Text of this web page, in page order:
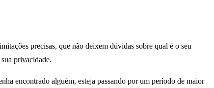
precisas, que não deixem dúvidas sobre qual é o seu
privacidade.
encontrado alguém, esteja passando por um período de maior